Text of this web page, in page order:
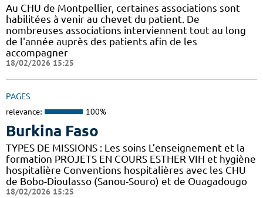
Au CHU de Montpellier, certaines associations sont
habilitées à venir au chevet du patient. De
nombreuses associations interviennent tout au long
de l'année auprès des patients afin de les
accompagner
18/02/2026 15:25
PAGES
relevance: 100%
Burkina Faso
TYPES DE MISSIONS : Les soins L’enseignement et la
formation PROJETS EN COURS ESTHER VIH et hygiène
hospitalière Conventions hospitalières avec les CHU
de Bobo-Dioulasso (Sanou-Souro) et de Ouagadougo
18/02/2026 15:25